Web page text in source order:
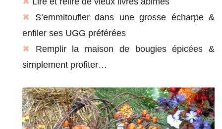
✖ S’emmitoufler dans une grosse écharpe &
enfiler ses UGG préférées
✖ Remplir la maison de bougies épicées &
simplement profiter…